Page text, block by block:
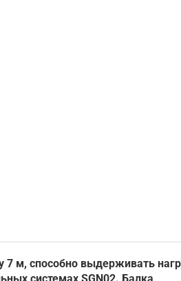
м, способно выдерживать